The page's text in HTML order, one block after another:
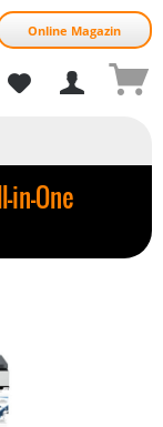
Online Magazin
in-One